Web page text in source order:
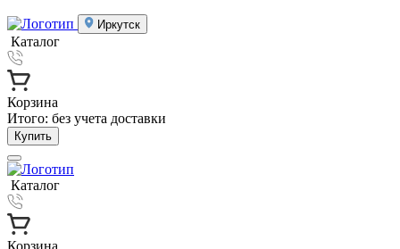
Иркутск
Каталог
Корзина
Итого: без учета доставки
Купить
Каталог
Корзина